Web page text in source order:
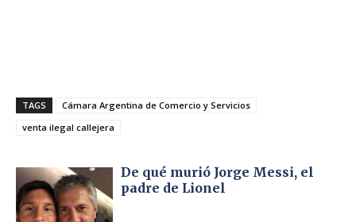
TAGS
Cámara Argentina de Comercio y Servicios
venta ilegal callejera
De qué murió Jorge Messi, el
padre de Lionel